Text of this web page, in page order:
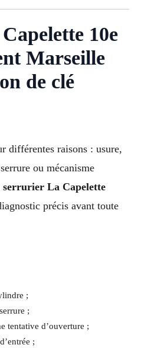
10e
Marseille
de clé
différentes raisons : usure,
ou mécanisme
serrurier La Capelette
précis avant toute
;
;
tentative d’ouverture ;
;